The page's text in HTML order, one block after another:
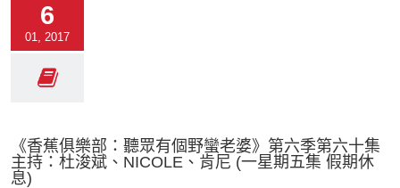
6
01, 2017
《香蕉俱樂部：聽眾有個野蠻老婆》第六季第六十集
主持：杜浚斌、NICOLE、肯尼 (一星期五集 假期休
息)